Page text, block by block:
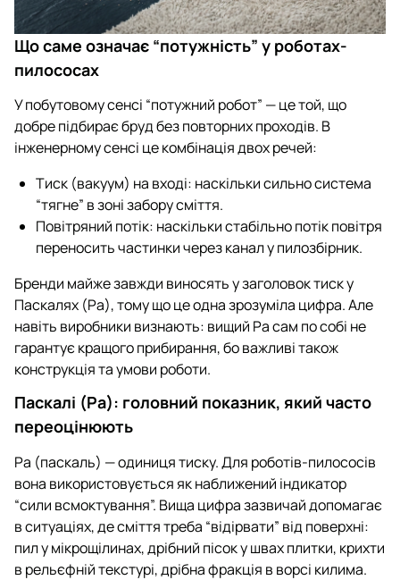
Що саме означає “потужність” у роботах-
пилососах
У побутовому сенсі “потужний робот” — це той, що
добре підбирає бруд без повторних проходів. В
інженерному сенсі це комбінація двох речей:
Тиск (вакуум) на вході: наскільки сильно система
“тягне” в зоні забору сміття.
Повітряний потік: наскільки стабільно потік повітря
переносить частинки через канал у пилозбірник.
Бренди майже завжди виносять у заголовок тиск у
Паскалях (Pa), тому що це одна зрозуміла цифра. Але
навіть виробники визнають: вищий Pa сам по собі не
гарантує кращого прибирання, бо важливі також
конструкція та умови роботи.
Паскалі (Pa): головний показник, який часто
переоцінюють
Pa (паскаль) — одиниця тиску. Для роботів-пилососів
вона використовується як наближений індикатор
“сили всмоктування”. Вища цифра зазвичай допомагає
в ситуаціях, де сміття треба “відірвати” від поверхні:
пил у мікрощілинах, дрібний пісок у швах плитки, крихти
в рельєфній текстурі, дрібна фракція в ворсі килима.